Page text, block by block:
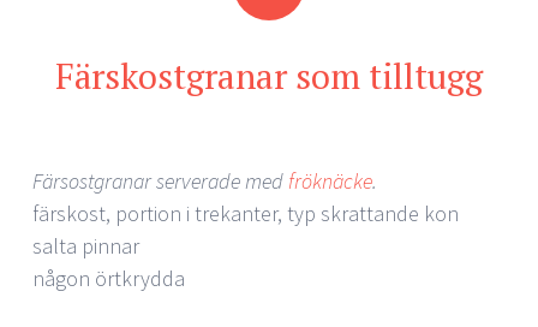
Färskostgranar som tilltugg
Färsostgranar serverade med fröknäcke.
färskost, portion i trekanter, typ skrattande kon
salta pinnar
någon örtkrydda